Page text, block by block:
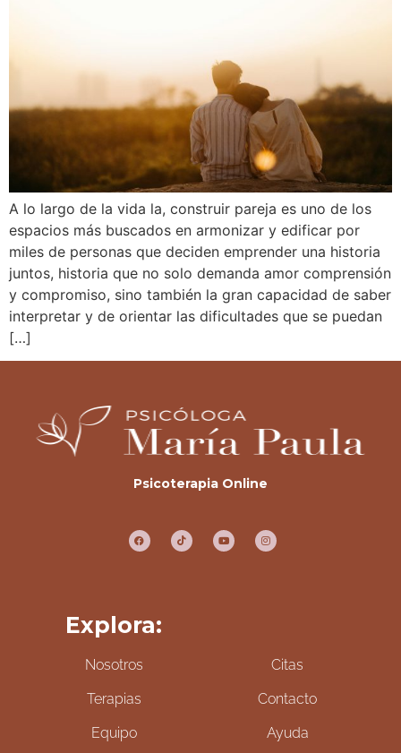
A lo largo de la vida la, construir pareja es uno de los
espacios más buscados en armonizar y edificar por
miles de personas que deciden emprender una historia
juntos, historia que no solo demanda amor comprensión
y compromiso, sino también la gran capacidad de saber
interpretar y de orientar las dificultades que se puedan
[…]
Psicoterapia Online
Explora:
Nosotros
Terapias
Equipo
Citas
Contacto
Ayuda